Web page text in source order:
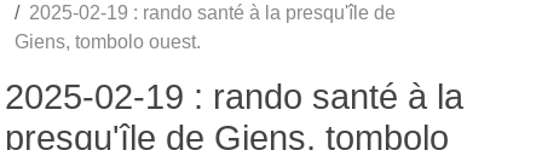
2025-02-19 : rando santé à la presqu'île de
Giens, tombolo ouest.
2025-02-19 : rando santé à la
presqu'île de Giens, tombolo